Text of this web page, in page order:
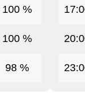
100 %
100 %
98 %